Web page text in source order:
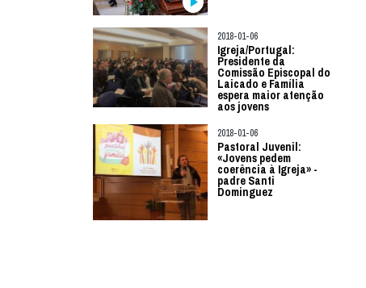
2018-01-06
Igreja/Portugal:
Presidente da
Comissão Episcopal do
Laicado e Família
espera maior atenção
aos jovens
2018-01-06
Pastoral Juvenil:
«Jovens pedem
coerência à Igreja» -
padre Santi
Dominguez